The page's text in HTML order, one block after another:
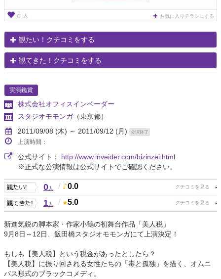
0 人 お気に入りチラシにする
観たい！クチコミをする
観てきた！クチコミをする
実演鑑賞
株式会社オフィスインベーダー
スタジオモモンガ（東京都）
2011/09/08 (木) ～ 2011/09/12 (月)
公演終了
上演時間：
公式サイト： http://www.inveider.com/bizinzei.html
※正式な公演情報は公式サイトでご確認ください。
0人 / 0.0
1人 / 5.0
新進気鋭の脚本家・作家小鶴の初舞台作品「美人税」
9月8日～12日、飯田橋スタジオモモンガにて上演決定！
もしも【美人税】という税金があったとしたら？
【美人税】に振り回される女性たちの「毒と孤独」を描く、オムニ
バス形式のブラックコメディ。